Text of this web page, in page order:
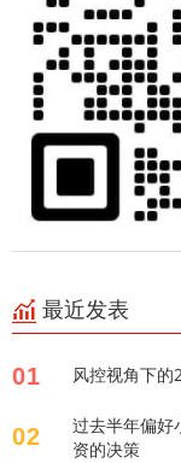
最近发表
01 风控视角下的
02
过去半年偏好
资的决策